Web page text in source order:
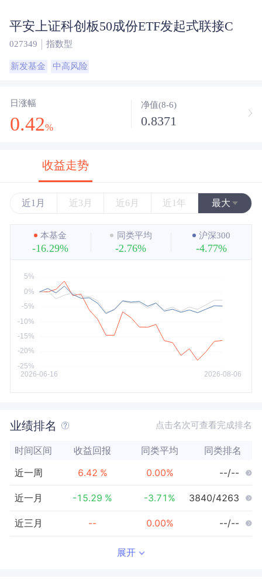
平安上证科创板50成份ETF发起式联接C
027349 指数型
新发基金 中高风险
日涨幅
0.42%
净值(8-6)
0.8371
收益走势
近1月 近3月 近6月 近1年 最大
近3年
近5年
本基金
-16.29%
同类平均
-2.76%
沪深300
-4.77%
业绩排名 点击名次可查看完成排名
时间区间 收益回报 同类平均 同类排名
近一周 6.42 % 0.00% --/--
近一月 -15.29 % -3.71 % 3840/4263
近三月 -- 0.00% --/--
展开